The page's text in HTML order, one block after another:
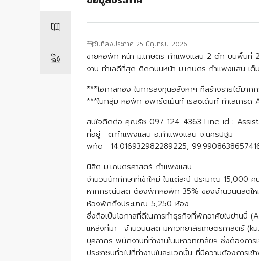
วันที่ลงประกาศ 25 มิถุนายน 2026
ขายหอพัก หน้า ม.เกษตร กำแพงแสน 2 ตึก บนพื้นที่
งาน ทำเลดีที่สุด ติดถนนหน้า ม.เกษตร กำแพงแสน เต็
***โอกาสทอง ในการลงทุนอสังหาฯ ทีสร้างรายได้มาก
***ในกลุ่ม หอพัก อพาร์ตเม้นท์ เรสซิเด้นท์ ทำเลเกรด
สนใจติดต่อ คุณรัช 097-124-4363 Line id :
ที่อยู่ : ต.กำแพงแสน อ.กำแพงแสน จ.นครปฐม
พิกัด : 14.016932982289225,
นิสิต ม.เกษตรศาสตร์ กำแพงแสน
จำนวนนักศึกษาที่เข้าใหม่ ในแต่ละปี ประมาณ 15,000
หากกรณีนิสิต ต้องพักหอพัก 35% ของจำนวนนิสิตให
ห้องพักถึงประมาณ 5,250 ห้อง
ซึ่งถือเป็นโอกาสที่ดีในการทำธุรกิจที่พักอาศัยในย่านนี้
แหล่งที่มา : จำนวนนิสิต มหาวิทยาลัยเกษตรศาสตร์
บุคลากร พนักงานที่ทำงานในมหาวิทยาลัยฯ ซึ่งต้องการ
ประชาชนทั่วไปที่ทำงานในละแวกนั้น ที่มีความต้องการเข้